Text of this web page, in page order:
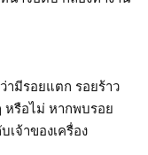
ามีรอยแตก รอยร้าว
หรือไม่ หากพบรอย
เจ้าของเครื่อง